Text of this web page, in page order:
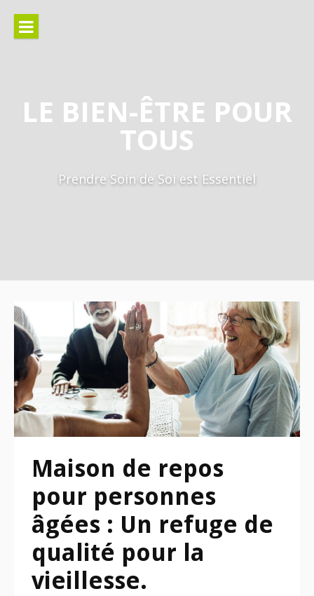
contenu
LE BIEN-ÊTRE POUR
TOUS
Prendre Soin de Soi est Essentiel
Maison de repos
pour personnes
âgées : Un refuge de
qualité pour la
vieillesse.